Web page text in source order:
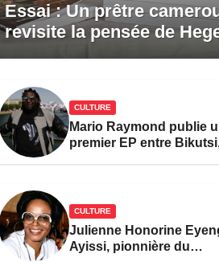
Essai : Un prêtre
revisite la pensée de
CULTURE
Mario Raymond publie
premier EP entre
CULTURE
Julienne Honorine
Ayissi, pionnière du